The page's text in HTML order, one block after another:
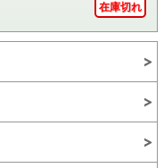
在庫切れ